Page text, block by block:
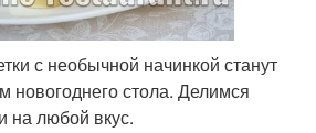
с необычной начинкой станут
новогоднего стола. Делимся
на любой вкус.